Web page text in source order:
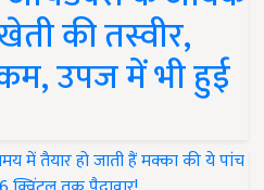
की तस्वीर,
उपज में भी हुई